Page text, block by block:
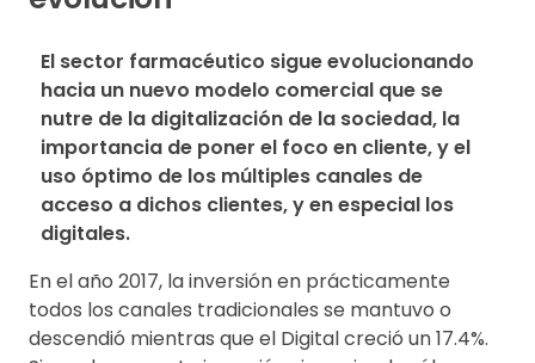
El sector farmacéutico sigue evolucionando
hacia un nuevo modelo comercial que se
nutre de la digitalización de la sociedad, la
importancia de poner el foco en cliente, y el
uso óptimo de los múltiples canales de
acceso a dichos clientes, y en especial los
digitales.
En el año 2017, la inversión en prácticamente
todos los canales tradicionales se mantuvo o
descendió mientras que el Digital creció un 17.4%.